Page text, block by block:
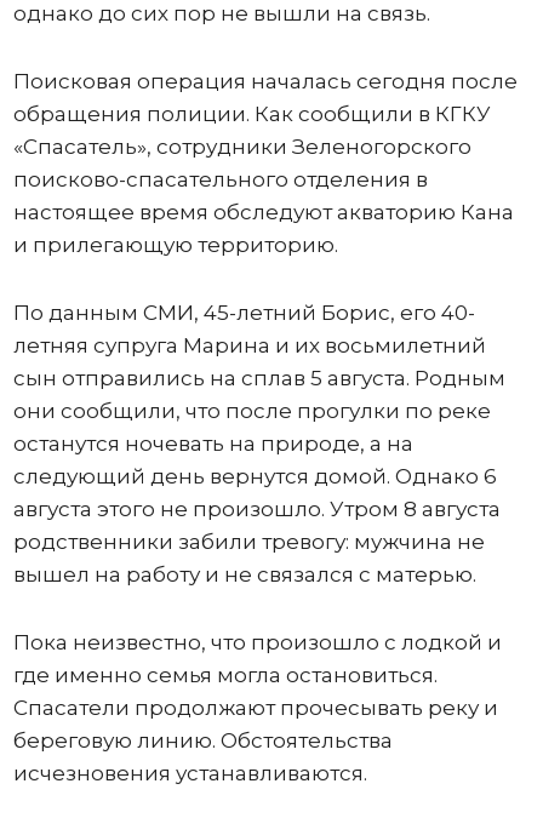
однако до сих пор не вышли на связь.
Поисковая операция началась сегодня после
обращения полиции. Как сообщили в КГКУ
«Спасатель», сотрудники Зеленогорского
поисково-спасательного отделения в
настоящее время обследуют акваторию Кана
и прилегающую территорию.
По данным СМИ, 45-летний Борис, его 40-
летняя супруга Марина и их восьмилетний
сын отправились на сплав 5 августа. Родным
они сообщили, что после прогулки по реке
останутся ночевать на природе, а на
следующий день вернутся домой. Однако 6
августа этого не произошло. Утром 8 августа
родственники забили тревогу: мужчина не
вышел на работу и не связался с матерью.
Пока неизвестно, что произошло с лодкой и
где именно семья могла остановиться.
Спасатели продолжают прочесывать реку и
береговую линию. Обстоятельства
исчезновения устанавливаются.